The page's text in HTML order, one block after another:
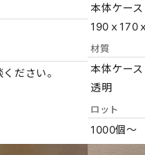
ださい。
本体ケー
190ｘ170
材質
本体ケー
透明
ロット
1000個～